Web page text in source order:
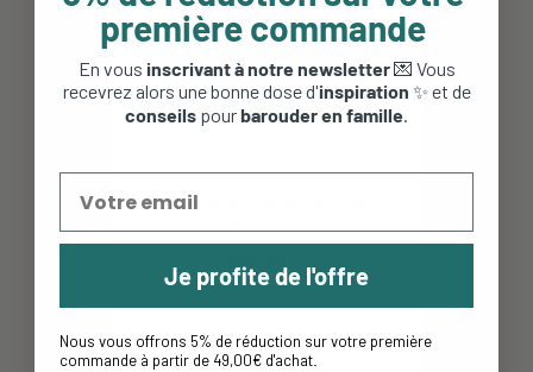
Gigoteuse 4 saisons - Les
première commande
En vous inscrivant à notre newsletter💌 Vous
recevrez alors une bonne dose d'inspiration ✨ et de
conseils pourbarouder en famille.
Je profite de l'offre
Nous vous offrons 5% de réduction sur votre première
commande à partir de 49,00€ d'achat.